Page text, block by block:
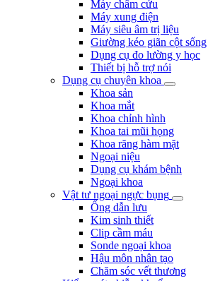
Máy châm cứu
Máy xung điện
Máy siêu âm trị liệu
Giường kéo giãn cột sống
Dụng cụ đo lường y học
Thiết bị hỗ trợ nói
Dụng cụ chuyên khoa
Khoa sản
Khoa mắt
Khoa chỉnh hình
Khoa tai mũi họng
Khoa răng hàm mặt
Ngoại niệu
Dụng cụ khám bệnh
Ngoại khoa
Vật tư ngoại ngực bụng
Ống dẫn lưu
Kim sinh thiết
Clip cầm máu
Sonde ngoại khoa
Hậu môn nhân tạo
Chăm sóc vết thương